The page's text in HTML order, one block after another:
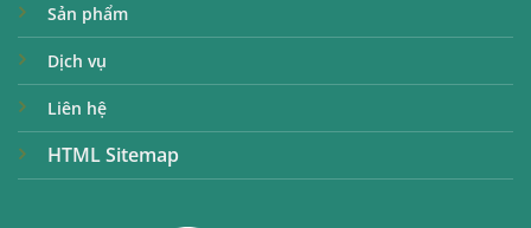
Sản phẩm
Dịch vụ
Liên hệ
HTML Sitemap